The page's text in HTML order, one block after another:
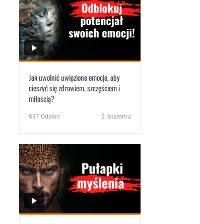
Jak uwolnić uwięzione emocje, aby
cieszyć się zdrowiem, szczęściem i
miłością?
837 Odsłon 2 latatemu